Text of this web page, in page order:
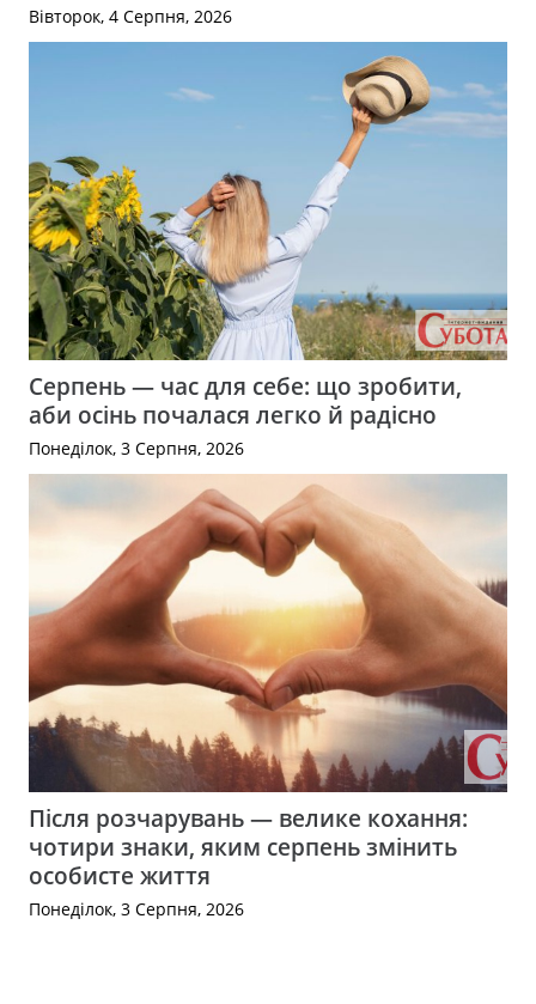
Вівторок, 4 Серпня, 2026
Серпень — час для себе: що зробити,
аби осінь почалася легко й радісно
Понеділок, 3 Серпня, 2026
Після розчарувань — велике кохання:
чотири знаки, яким серпень змінить
особисте життя
Понеділок, 3 Серпня, 2026